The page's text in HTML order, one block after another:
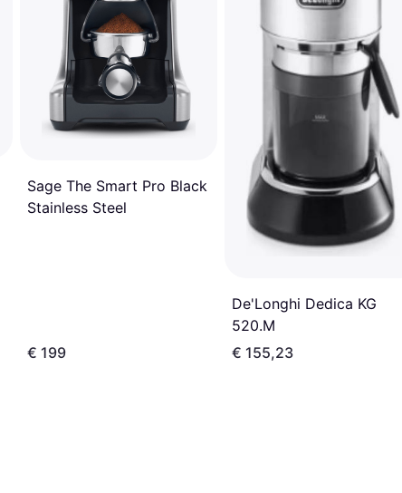
Sage The Smart Pro Black
Stainless Steel
€ 199
De'Longhi Dedica KG
520.M
€ 155,23